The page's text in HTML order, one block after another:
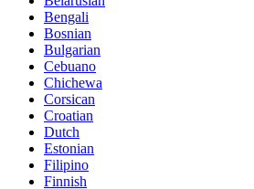
Bengali
Bosnian
Bulgarian
Cebuano
Chichewa
Corsican
Croatian
Dutch
Estonian
Filipino
Finnish